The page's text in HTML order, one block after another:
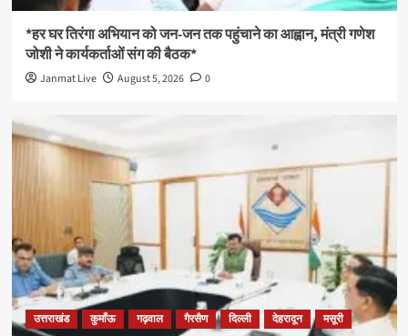
*हर घर तिरंगा अभियान को जन-जन तक पहुंचाने का आह्वान, मंत्री गणेश
जोशी ने कार्यकर्ताओं संग की बैठक*
Janmat Live August 5, 2026 0
उत्तराखंड कुमाँऊ गढ़वाल गैरसैण दिल्ली देहरादून मसूरी